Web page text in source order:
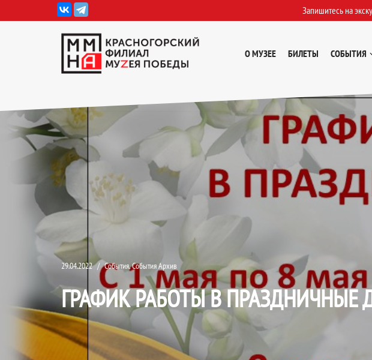
Запишитесь на
О МУЗЕЕ БИЛЕТЫ СОБЫТИЯ
29.04.2022 События,События Архив
ГРАФИК РАБОТЫ В ПРАЗДНИЧНЫЕ